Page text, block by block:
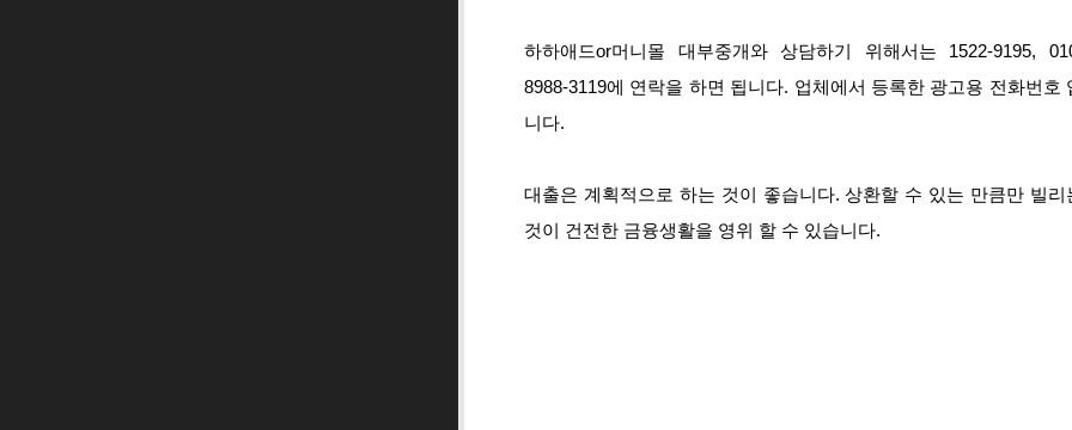
하하애드or머니몰 대부중개와 상담하기 위해서는 1522-9195,
8988-3119에 연락을 하면 됩니다. 업체에서 등록한 광고용 전화번호
니다.
대출은 계획적으로 하는 것이 좋습니다. 상환할 수 있는 만큼만 빌리
것이 건전한 금융생활을 영위 할 수 있습니다.